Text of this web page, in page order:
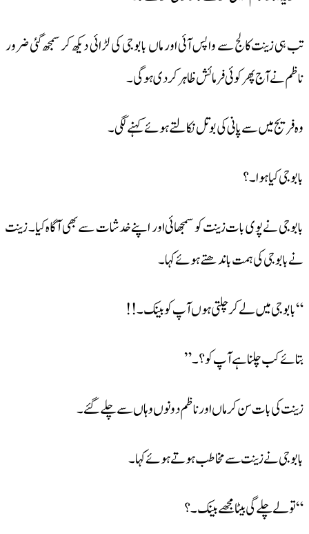
تب ہی زینت کالج سے واپس آئی اور ماں بابوجی کی لڑائی دیکھ کر سمجھ گئی ضرور
ناظم نے آج پھر کوئی فرمائش ظاہر کر دی ہوگی ۔
وہ فریج میں سے پانی کی بوتل نکالتے ہوئے کہنے لگی ۔
بابوجی کیا ہوا ۔؟
بابوجی نے پوی بات زینت کو سمجھائی اور اپنے خدشات سے بھی آگاہ کیا۔ زینت
نے بابوجی کی ہمت باندھتے ہوئے کہا ۔
“بابوجی میں لے کر چلتی ہوں آپ کو بینک ۔!!
بتائے کب چلنا ہے آپ کو ؟۔”
زینت کی بات سن کر ماں اور ناظم دونوں وہاں سے چلے گئے۔
بابوجی نے زینت سے مخاطب ہوتے ہوئے کہا ۔
“تو لے چلے گی بیٹا مجھے بینک ۔؟